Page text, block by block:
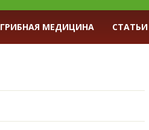
ГРИБНАЯ МЕДИЦИНА